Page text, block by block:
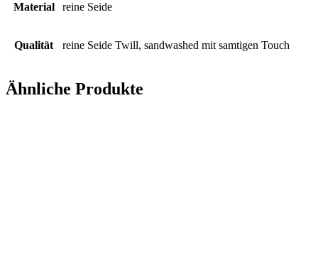
Material reine Seide
Qualität reine Seide Twill, sandwashed mit samtigen Touch
Ähnliche Produkte